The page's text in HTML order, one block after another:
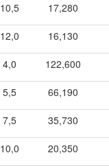
10,5 17,280
12,0 16,130
4,0 122,600
5,5 66,190
7,5 35,730
10,0 20,350